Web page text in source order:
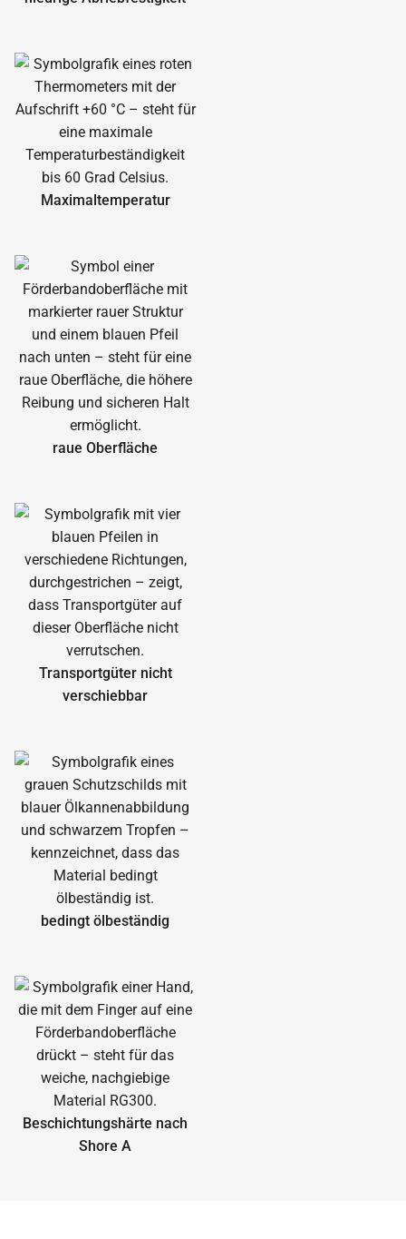
Maximal­temperatur
raue Oberfläche
Transportgüter nicht
verschiebbar
bedingt ölbeständig
Beschichtungshärte nach
Shore A